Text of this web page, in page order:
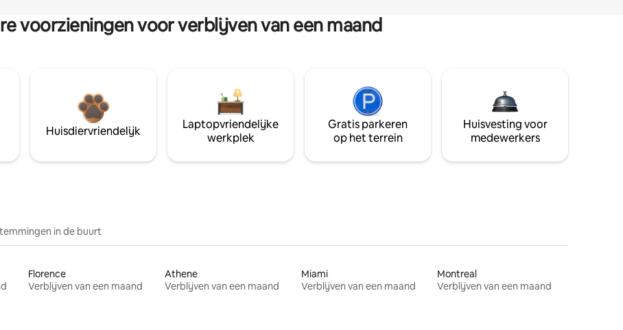
voorzieningen voor verblijven van een maand
Huisdiervriendelijk
Laptopvriendelijke
werkplek
Gratis parkeren
op het terrein
Huisvesting voor
medewerkers
in de buurt
Florence
Verblijven van een maand
Athene
Verblijven van een maand
Miami
Verblijven van een maand
Montreal
Verblijven van een maand